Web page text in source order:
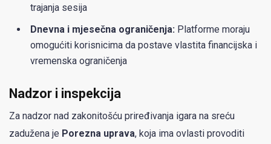
trajanja sesija
Dnevna i mjesečna ograničenja: Platforme moraju
omogućiti korisnicima da postave vlastita financijska i
vremenska ograničenja
Nadzor i inspekcija
Za nadzor nad zakonitošću priređivanja igara na sreću
zadužena je Porezna uprava, koja ima ovlasti provoditi